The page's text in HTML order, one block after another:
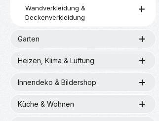
Wandverkleidung &
Deckenverkleidung
Garten
Heizen, Klima & Lüftung
Innendeko & Bildershop
Küche & Wohnen